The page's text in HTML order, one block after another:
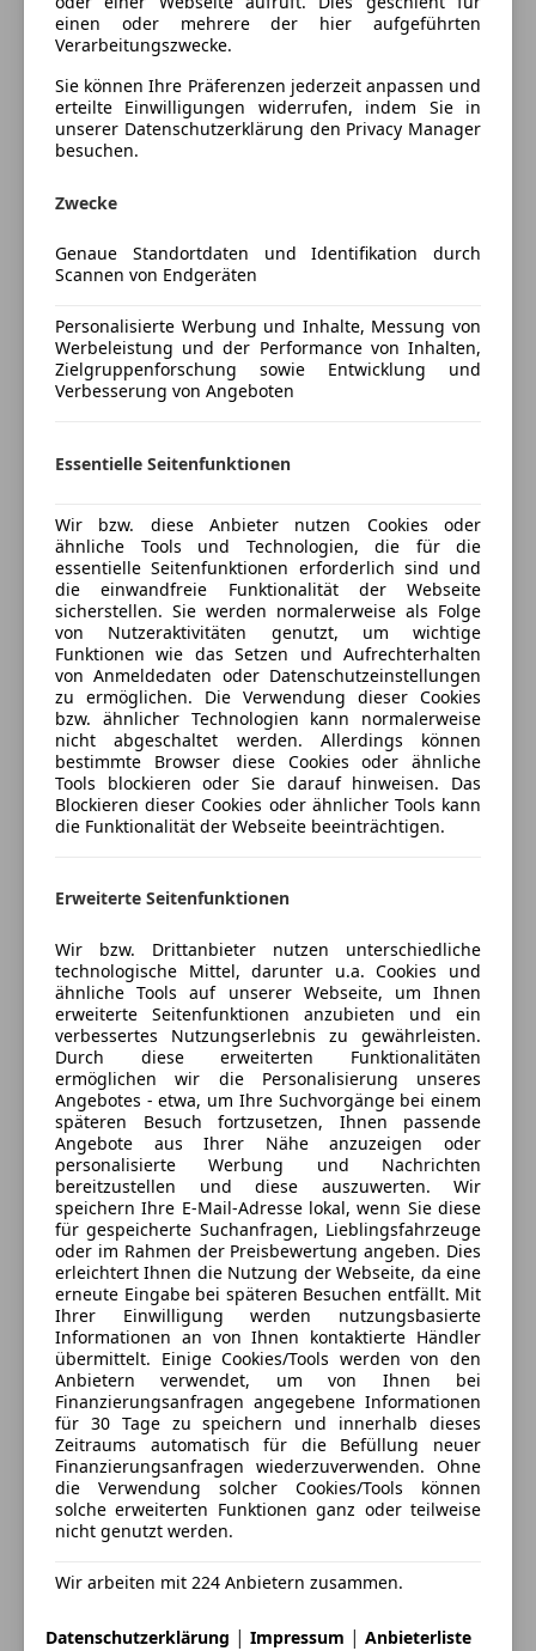
Bluetooth
DAB-Radio
Freisprecheinrichtung
Induktionsladen für Smartphones
Soundsystem
Beifahrerairbag
ESP
Reifendruckkontrollsystem
Servolenkung
Spurhalteassistent
Verkehrszeichenerkennung
Wegfahrsperre
Zentralverriegelung
Extras
Alufelgen
Ambientebeleuchtung
Anhängerkupplung
Sportfahrwerk
Sportpaket
Sportsitze
Fahrerinformationssystem, getönte Scheiben,
Handyvorbereitung, ISOFIX, LED-Scheinwerfer, LED-
Heckleuchten, Teilleder, Lederlenkrad &
Lederschaltknauf, Metalliclackierung, Mittelarmlehne,
Multifunktionslenkrad, Navigationssystem,
Rückfahrkamera, Sitzheizung, Sitzlehne geteilt
Verkehrszeichen & Spurhalteassistent, Tempomat,
Totwinkelassist, virtuelles Cockpit plus, wireless
charging, 2-Zonen Klimaautomatik,
Ambientelichtpaket, Audi Pre Sense, Auto-Hold,
Rücksitzbank verschiebbar, Innenspiegel. aut.
abblendend, DAB-Tuner, Optikpaket schwarz, Audi
Leasingfähiger
Gebrauchtwagen!www.herbertseidl.at – über 750
Autos verfügbar!
Bestbewerteter Autohandelsbetrieb Österreichs
2019, 2021, 2023 & 2024!
(Kundenbewertungen bei Autoscout24.at)
Alle Fahrzeuge verfügen über ein gültiges Pickerl!
Eigene Bosch-Car-Service-Fachwerkstätte mit
Ersatzauto!
Bauteilegarantiepaket mit 100%iger
buchbar.
Preisbewertung
Mehr anzeigen
Versicherungsschutz an Ihre Bedürfnisse
anpassen
Freischaden-Gutschein ab Stufe 0
Auto einfach online versichern & Rabatt holen
Jetzt berechnen
Sternebewertung 5 von 5
5Sterne
(100% Weiterempfehlungen)
Anbieter auf AutoScout24 seit 2025
Verkauf
Geschlossen
Öffnet um 8:00
Hofstätten 221
8200 Gleisdorf - Hofstätten, AT
Kontakt
Herbert Seidl
Anbieter kontaktieren
Deine Nachricht
einen oder mehrere der hier aufgeführten
Verarbeitungszwecke.
Sie können Ihre Präferenzen jederzeit anpassen und
erteilte Einwilligungen widerrufen, indem Sie in
unserer Datenschutzerklärung den Privacy Manager
besuchen.
Zwecke
Genaue Standortdaten und Identifikation durch
Scannen von Endgeräten
Personalisierte Werbung und Inhalte, Messung von
Werbeleistung und der Performance von Inhalten,
Zielgruppenforschung sowie Entwicklung und
Verbesserung von Angeboten
Essentielle Seitenfunktionen
Wir bzw. diese Anbieter nutzen Cookies oder
ähnliche Tools und Technologien, die für die
essentielle Seitenfunktionen erforderlich sind und
die einwandfreie Funktionalität der Webseite
sicherstellen. Sie werden normalerweise als Folge
von Nutzeraktivitäten genutzt, um wichtige
Funktionen wie das Setzen und Aufrechterhalten
von Anmeldedaten oder Datenschutzeinstellungen
zu ermöglichen. Die Verwendung dieser Cookies
bzw. ähnlicher Technologien kann normalerweise
nicht abgeschaltet werden. Allerdings können
bestimmte Browser diese Cookies oder ähnliche
Tools blockieren oder Sie darauf hinweisen. Das
Blockieren dieser Cookies oder ähnlicher Tools kann
die Funktionalität der Webseite beeinträchtigen.
Erweiterte Seitenfunktionen
Wir bzw. Drittanbieter nutzen unterschiedliche
technologische Mittel, darunter u.a. Cookies und
ähnliche Tools auf unserer Webseite, um Ihnen
erweiterte Seitenfunktionen anzubieten und ein
verbessertes Nutzungserlebnis zu gewährleisten.
Durch diese erweiterten Funktionalitäten
ermöglichen wir die Personalisierung unseres
Angebotes - etwa, um Ihre Suchvorgänge bei einem
späteren Besuch fortzusetzen, Ihnen passende
Angebote aus Ihrer Nähe anzuzeigen oder
personalisierte Werbung und Nachrichten
bereitzustellen und diese auszuwerten. Wir
speichern Ihre E-Mail-Adresse lokal, wenn Sie diese
für gespeicherte Suchanfragen, Lieblingsfahrzeuge
oder im Rahmen der Preisbewertung angeben. Dies
erleichtert Ihnen die Nutzung der Webseite, da eine
erneute Eingabe bei späteren Besuchen entfällt. Mit
Ihrer Einwilligung werden nutzungsbasierte
Informationen an von Ihnen kontaktierte Händler
übermittelt. Einige Cookies/Tools werden von den
Anbietern verwendet, um von Ihnen bei
Finanzierungsanfragen angegebene Informationen
für 30 Tage zu speichern und innerhalb dieses
Zeitraums automatisch für die Befüllung neuer
Finanzierungsanfragen wiederzuverwenden. Ohne
die Verwendung solcher Cookies/Tools können
solche erweiterten Funktionen ganz oder teilweise
nicht genutzt werden.
Wir arbeiten mit 224 Anbietern zusammen.
Datenschutzerklärung | Impressum | Anbieterliste